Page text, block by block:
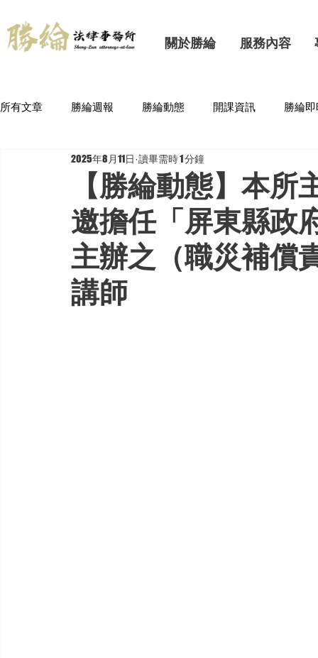
關於勝綸 服務內容
所有文章 勝綸週報 勝綸動態 開課資訊 勝綸
【勝綸動態】本所
邀擔任「屏東縣政
主辦之（職災補償
講師
2025年8月11日 讀畢需時 1 分鐘